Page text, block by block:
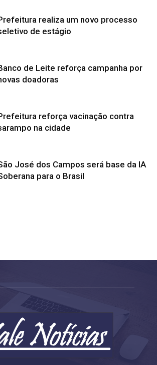
realiza um novo processo
de estágio
de Leite reforça campanha por
doadoras
reforça vacinação contra
na cidade
José dos Campos será base da IA
para o Brasil